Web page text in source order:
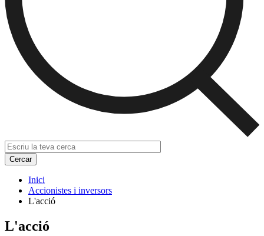
Inici
Accionistes i inversors
L'acció
L'acció